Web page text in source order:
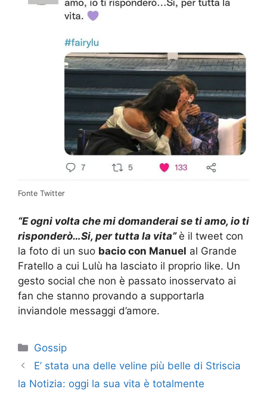
Fonte Twitter
“E ogni volta che mi domanderai se ti amo, io ti
risponderò…Si, per tutta la vita” è il tweet con
la foto di un suo bacio con Manuel al Grande
Fratello a cui Lulù ha lasciato il proprio like. Un
gesto social che non è passato inosservato ai
fan che stanno provando a supportarla
inviandole messaggi d’amore.
Categorie
Gossip
E’ stata una delle veline più belle di Striscia
la Notizia: oggi la sua vita è totalmente